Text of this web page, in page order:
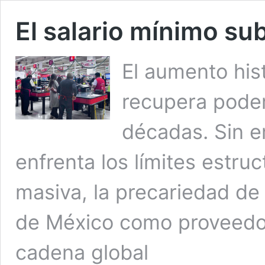
El salario mínimo
El aumento
recupera
décadas. Sin
enfrenta los límites
masiva, la precariedad
de México como
cadena global